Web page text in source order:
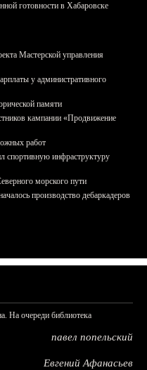
готовности в Хабаровске
Мастерской управления
у административного
памяти
кампании «Продвижение
работ
спортивную инфраструктуру
морского пути
производство дебаркадеров
На очереди библиотека
павел попельский
Евгений Афанасьев